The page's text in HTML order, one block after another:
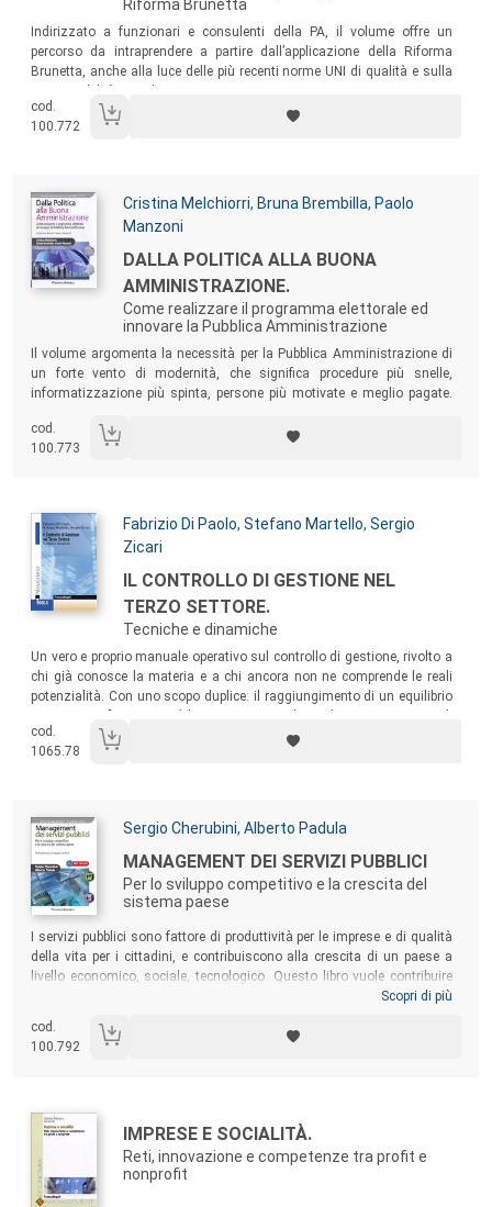
Riforma Brunetta
Sommario:
Indirizzato a funzionari e consulenti della PA, il volume offre un
percorso da intraprendere a partire dall’applicazione della Riforma
Brunetta, anche alla luce delle più recenti norme UNI di qualità e sulla
cod.
100.772
Autori:
Cristina Melchiorri, Bruna Brembilla, Paolo
Manzoni
Titolo:
DALLA POLITICA ALLA BUONA
AMMINISTRAZIONE.
Come realizzare il programma elettorale ed
innovare la Pubblica Amministrazione
Il volume argomenta la necessità per la Pubblica Amministrazione di
un forte vento di modernità, che significa procedure più snelle,
informatizzazione più spinta, persone più motivate e meglio pagate.
Un testo rivolto sia agli amministratori locali che ai dirigenti pubblici e
ai consulenti che lavorano nella PA.
cod.
100.773
Autori:
Fabrizio Di Paolo, Stefano Martello, Sergio
Zicari
Titolo:
IL CONTROLLO DI GESTIONE NEL
TERZO SETTORE.
Tecniche e dinamiche
Un vero e proprio manuale operativo sul controllo di gestione, rivolto a
chi già conosce la materia e a chi ancora non ne comprende le reali
potenzialità. Con uno scopo duplice: il raggiungimento di un equilibrio
sopravvivenza) e il contestuale potenziamento della propria
reputazione di fronte ai pubblici, interni ed esterni, di riferimento.
cod.
1065.78
Autori:
Sergio Cherubini, Alberto Padula
Titolo:
MANAGEMENT DEI SERVIZI PUBBLICI
Per lo sviluppo competitivo e la crescita del
sistema paese
Sommario:
servizi pubblici sono fattore di produttività per le imprese e di qualità
della vita per i cittadini, e contribuiscono alla crescita di un paese a
livello economico, sociale, tecnologico. Questo libro vuole contribuire
ad accelerare questa evoluzione, cercando di sfatare alcuni tabù,
pubblici, siano essi erogati dalla pubblica amministrazione o dai
concessionari.
Scopri di più
cod.
100.792
Autori:
Titolo:
IMPRESE E SOCIALITÀ.
Reti, innovazione e competenze tra profit e
nonprofit